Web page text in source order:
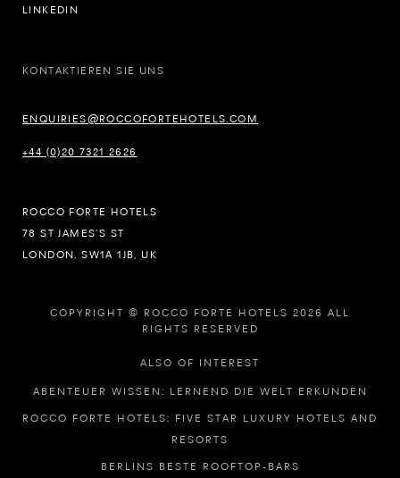
LINKEDIN
KONTAKTIEREN SIE UNS
ENQUIRIES@ROCCOFORTEHOTELS.COM
+44 (0)20 7321 2626
ROCCO FORTE HOTELS
78 ST JAMES’S ST
LONDON, SW1A 1JB, UK
COPYRIGHT © ROCCO FORTE HOTELS 2026 ALL
RIGHTS RESERVED
ALSO OF INTEREST
ABENTEUER WISSEN: LERNEND DIE WELT ERKUNDEN
ROCCO FORTE HOTELS: FIVE STAR LUXURY HOTELS AND
RESORTS
BERLINS BESTE ROOFTOP-BARS